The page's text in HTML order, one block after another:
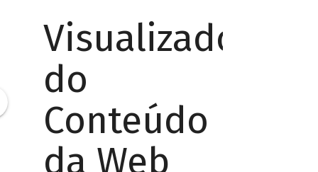
Visualizador
do
Conteúdo
da Web